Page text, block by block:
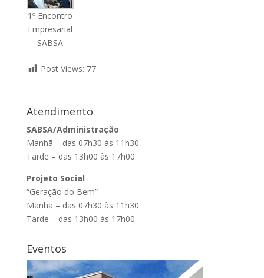
1º Encontro
Empresarial
SABSA
Post Views: 77
Atendimento
SABSA/Administração
Manhã – das 07h30 às 11h30
Tarde – das 13h00 às 17h00
Projeto Social
“Geração do Bem”
Manhã – das 07h30 às 11h30
Tarde – das 13h00 às 17h00
Eventos